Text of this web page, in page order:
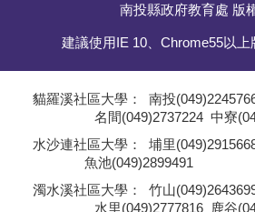
南投縣政府教育處 版
建議使用IE 10、Chrome55以
貓羅溪社區大學： 南投
名間(049)2737224 中寮
水沙連社區大學： 埔里
魚池(049)2899491
濁水溪社區大學： 竹山
水里(049)2777816 鹿谷